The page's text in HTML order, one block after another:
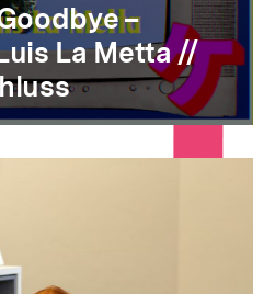
–
La Metta //